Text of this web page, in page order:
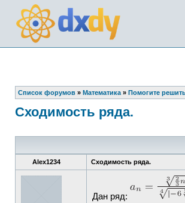
Список форумов » Математика » Помогите
Сходимость ряда.
Alex1234 Сходимость ряда.
Дан ряд: